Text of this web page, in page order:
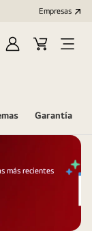
Empresas
IniciarCarritoOpen
Garantía
más recientes